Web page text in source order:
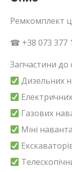
Ремкомплект
☎ +38 073 377
Запчастини до
Дизельних
Газових
Міні